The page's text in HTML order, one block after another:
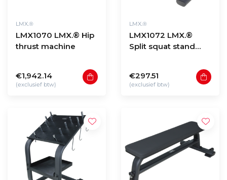
LMX.®
LMX1070 LMX.® Hip
thrust machine
€1,942.14
(exclusief btw)
LMX.®
LMX1072 LMX.®
Split squat stand
€297.51
(exclusief btw)